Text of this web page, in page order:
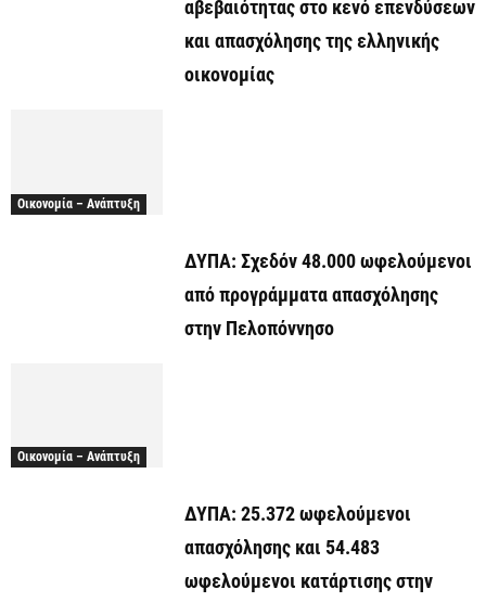
αβεβαιότητας στο κενό επενδύσεων
και απασχόλησης της ελληνικής
οικονομίας
Οικονομία – Ανάπτυξη
ΔΥΠΑ: Σχεδόν 48.000 ωφελούμενοι
από προγράμματα απασχόλησης
στην Πελοπόννησο
Οικονομία – Ανάπτυξη
ΔΥΠΑ: 25.372 ωφελούμενοι
απασχόλησης και 54.483
ωφελούμενοι κατάρτισης στην